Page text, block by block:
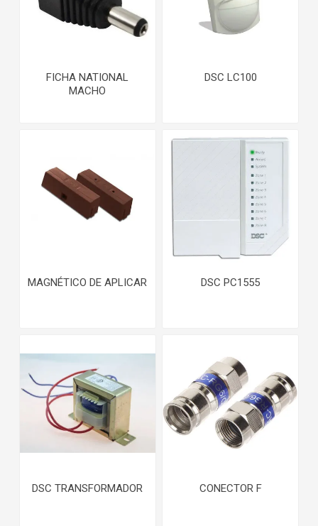
FICHA NATIONAL
MACHO
DSC LC100
MAGNÉTICO DE APLICAR DSC PC1555
DSC TRANSFORMADOR CONECTOR F